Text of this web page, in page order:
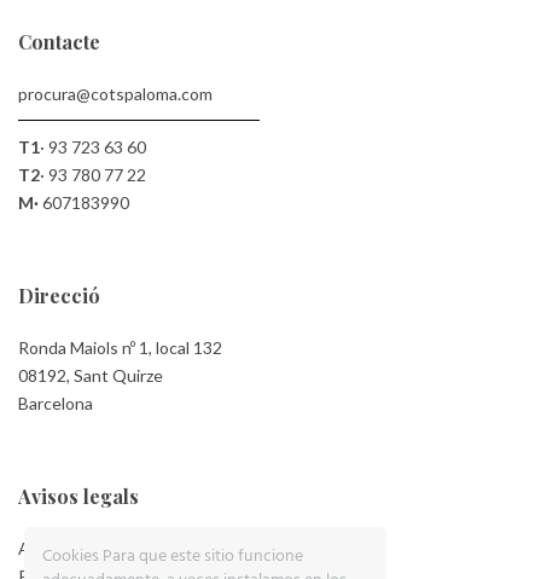
Contacte
procura@cotspaloma.com
T1· 93 723 63 60
T2· 93 780 77 22
M·607183990
Direcció
Ronda Maiols nº 1, local 132
08192, Sant Quirze
Barcelona
Avisos legals
Aviso Legal
Cookies Para que este sitio funcione